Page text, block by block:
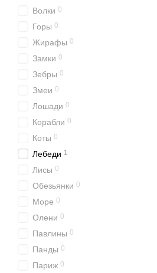
Волки 0
Горы 0
Жирафы 0
Замки 0
Зебры 0
Змеи 0
Лошади 0
Корабли 0
Коты 0
Лебеди 1
Лисы 0
Обезьянки 0
Море 0
Олени 0
Павлины 0
Панды 0
Париж 0